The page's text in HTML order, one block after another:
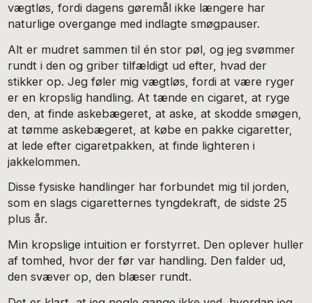
vægtløs, fordi dagens gøremål ikke længere har
naturlige overgange med indlagte smøgpauser.
Alt er mudret sammen til én stor pøl, og jeg svømmer
rundt i den og griber tilfældigt ud efter, hvad der
stikker op. Jeg føler mig vægtløs, fordi at være ryger
er en kropslig handling. At tænde en cigaret, at ryge
den, at finde askebægeret, at aske, at skodde smøgen,
at tømme askebægeret, at købe en pakke cigaretter,
at lede efter cigaretpakken, at finde lighteren i
jakkelommen.
Disse fysiske handlinger har forbundet mig til jorden,
som en slags cigaretternes tyngdekraft, de sidste 25
plus år.
Min kropslige intuition er forstyrret. Den oplever huller
af tomhed, hvor der før var handling. Den falder ud,
den svæver op, den blæser rundt.